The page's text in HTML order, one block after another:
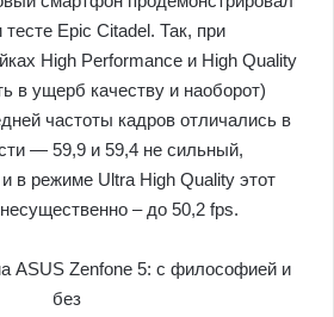
Epic Citadel. Так, при
High Performance и High Quality
в ущерб качеству и наоборот)
частоты кадров отличались в
— 59,9 и 59,4 не сильный,
в режиме Ultra High Quality этот
– до 50,2 fps.